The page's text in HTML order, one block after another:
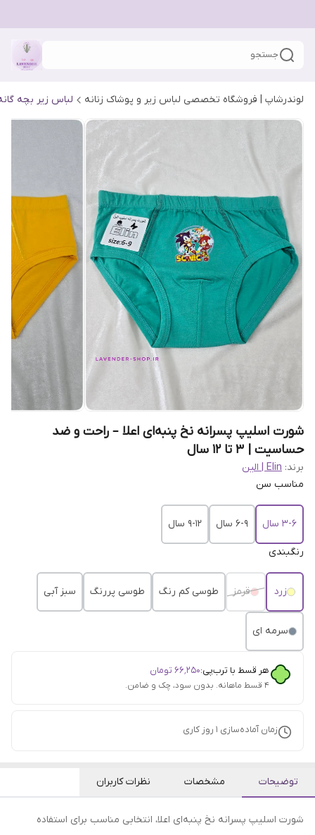
جستجو
لوندرشاپ | فروشگاه تخصصی لباس زیر و پوشاک زنانه لباس زیر بچه
شورت اسلیپ پسرانه نخ پنبه‌ای اعلا – راحت و ضد
حساسیت | 3 تا 12 سال
برند: Elin | الین
مناسب سن
3-6 سال 6-9 سال 9-12 سال
رنگبندی
زرد قرمز طوسی کم رنگ طوسی پررنگ سبز آبی
سرمه ای
هر قسط با ترب‌پی:۶۶٬۲۵۰ تومان
۴ قسط ماهانه. بدون سود، چک و ضامن.
زمان آماده‌سازی 1 روز کاری
توضیحات مشخصات نظرات کاربران
شورت اسلیپ پسرانه نخ پنبه‌ای اعلا، انتخابی مناسب برای استفاده